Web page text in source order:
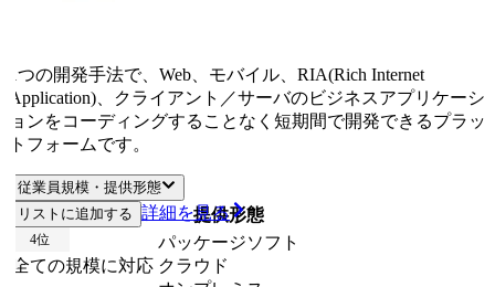
の開発手法で、Web、モバイル、RIA(Rich Internet
、クライアント／サーバのビジネスアプリケーシ
ンをコーディングすることなく短期間で開発できるプラッ
フォームです。
従業員規模・提供形態
従業員規模 提供形態
ての規模に対応
パッケージソフト
クラウド
リストに追加する 詳細を見る
位